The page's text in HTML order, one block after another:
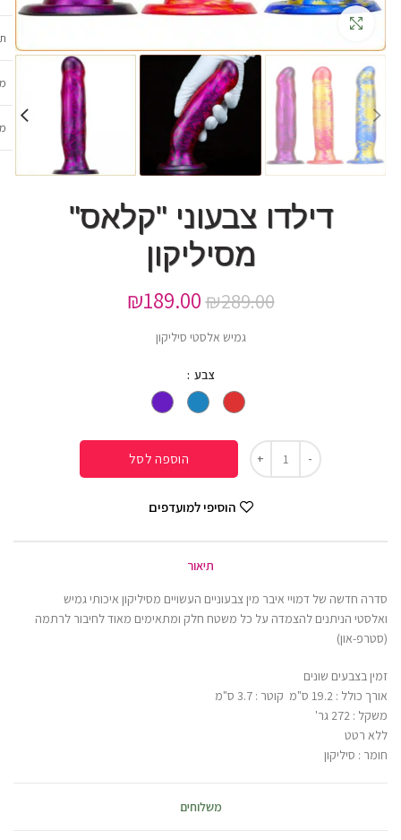
דילדו צבעוני "קלאס"
מסיליקון
₪289.00
₪189.00
גמיש אלסטי סיליקון
צבע
הוספה לסל
הוסיפי למועדפים
תיאור
סדרה חדשה של דמויי איבר מין צבעוניים העשויים מסיליקון איכותי גמיש
ואלסטי הניתנים להצמדה על כל משטח חלק ומתאימים מאוד לחיבור לרתמה
(סטרפ-און)
זמין בצבעים שונים
אורך כולל : 19.2 ס"מ קוטר : 3.7 ס"מ
משקל : 272 גר'
ללא רטט
חומר : סיליקון
משלוחים